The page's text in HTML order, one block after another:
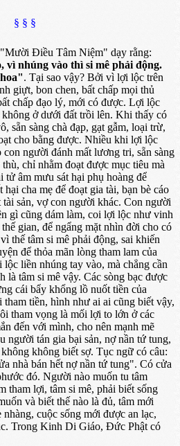
§ § §
Điều Tâm Niệm" dạy rằng:
nhúng vào thì si mê phải động.
. Tại sao vậy? Bởi vì lợi lộc trên
giựt, bon chen, bất chấp mọi thủ
chấp đạo lý, mới có được. Lợi lộc
ở dưới đất trồi lên. Khi thấy có
sẵn sàng chà đạp, gạt gẫm, loại trừ,
cho bằng được. Nhiều khi lợi lộc
người đánh mất lương tri, sẵn sàng
chỉ nhằm đoạt được mục tiêu mà
tử âm mưu sát hại phụ hoàng để
cha mẹ để đoạt gia tài, bạn bè cáo
tài sản, vợ con người khác. Con người
gì cũng dám làm, coi lợi lộc như vinh
gian, để ngẩng mặt nhìn đời cho có
thế tâm si mê phải động, sai khiến
để thỏa mãn lòng tham lam của
liền nhúng tay vào, mà chẳng cần
là tâm si mê vậy. Các sòng bạc được
cái bẩy khổng lồ nuốt tiền của
tiền, hình như ai ai cũng biết vậy,
tham vọng là mối lợi to lớn ở các
đến với mình, cho nên mạnh mẽ
tán gia bại sản, nợ nần tứ tung,
không biết sợ. Tục ngữ có câu:
nhà bán hết nợ nần tứ tung". Có cửa
đó. Người nào muốn tu tâm
tham lợi, tâm si mê, phải biết sống
và biết thế nào là đủ, tâm mới
cuộc sống mới được an lạc,
Trong Kinh Di Giáo, Đức Phật có